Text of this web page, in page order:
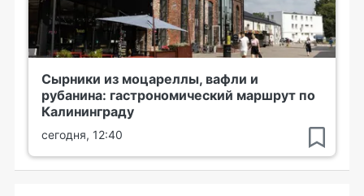
Сырники из моцареллы, вафли и
рубанина: гастрономический маршрут по
Калининграду
сегодня, 12:40